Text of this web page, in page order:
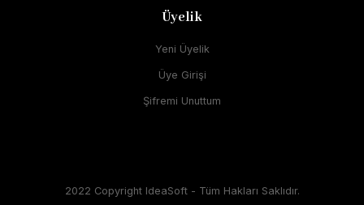
Üyelik
Yeni Üyelik
Üye Girişi
Şifremi Unuttum
2022 Copyright IdeaSoft - Tüm Hakları Saklıdır.